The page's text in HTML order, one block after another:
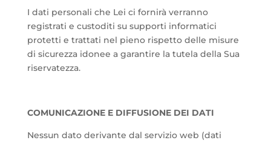
I dati personali che Lei ci fornirà verranno
registrati e custoditi su supporti informatici
protetti e trattati nel pieno rispetto delle misure
di sicurezza idonee a garantire la tutela della Sua
riservatezza.
COMUNICAZIONE E DIFFUSIONE DEI DATI
Nessun dato derivante dal servizio web (dati